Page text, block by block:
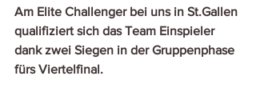
Am Elite Challenger bei uns in St.Gallen
qualifiziert sich das Team Einspieler
dank zwei Siegen in der Gruppenphase
fürs Viertelfinal.